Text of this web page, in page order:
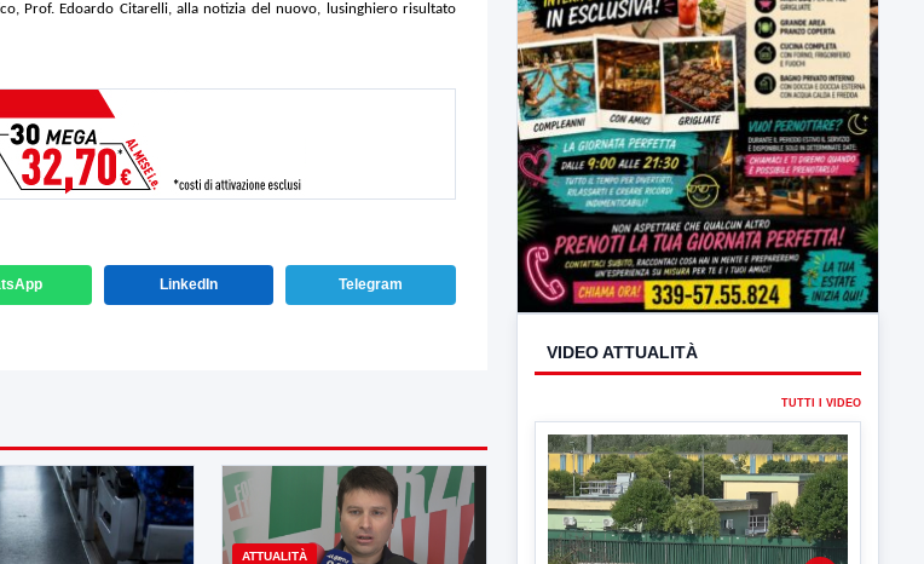
Prof. Edoardo Citarelli, alla notizia del nuovo, lusinghiero risultato
LinkedIn Telegram
ATTUALITÀ
VIDEO ATTUALITÀ
TUTTI I VIDEO
▶
7 AGOSTO 2026 ATTUALITÀ